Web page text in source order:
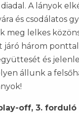
A lányok
és csodálatos
meg lelkes
járó három
és
állunk a
off, 3. forduló